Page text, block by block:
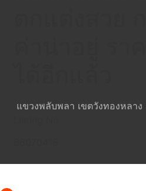
แขวงพลับพลา เขตวังทองหลา